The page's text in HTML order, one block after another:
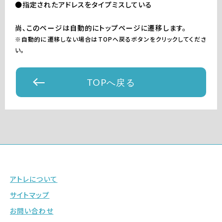
●指定されたアドレスをタイプミスしている
尚、このページは自動的にトップページに遷移します。
※自動的に遷移しない場合はTOPへ戻るボタンをクリックしてくださ
い。
TOPへ戻る
アトレについて
サイトマップ
お問い合わせ